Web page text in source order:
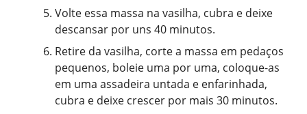
Volte essa massa na vasilha, cubra e deixe
descansar por uns 40 minutos.
Retire da vasilha, corte a massa em pedaços
pequenos, boleie uma por uma, coloque-as
em uma assadeira untada e enfarinhada,
cubra e deixe crescer por mais 30 minutos.